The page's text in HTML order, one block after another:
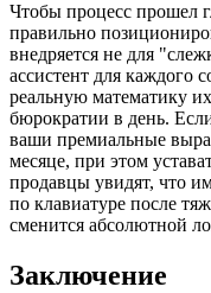
Чтобы процесс прошел
правильно
внедряется не для
ассистент для каждого
реальную математику
бюрократии в день.
ваши премиальные
месяце, при этом
продавцы увидят, что
по клавиатуре после
сменится абсолютной
Заключение